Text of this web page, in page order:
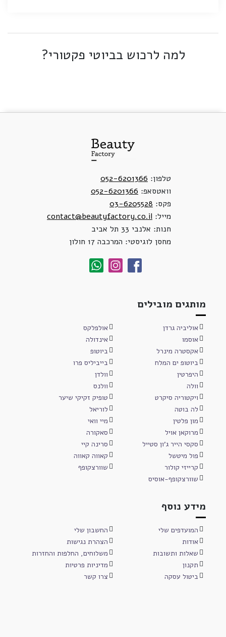
למה לרכוש בביוטי פקטורי?
טלפון: 052-6201366
וואטסאפ: 052-6201366
פקס: 03-6205528
מייל: contact@beautyfactory.co.il
חנות: אלנבי 33 תל אביב
מחסן לוגיסטי: המרכבה 17 חולון
מותגים מובילים
אוליביה גרדן
אולפלקס
אוסמו
אינדולה
אקסטרה מינרל
ביוטופ
ביוטופ ים המלח
בייביליס פרו
היפרטין
וולדן
וולה
וולנס
ויקטוריה סיקרט
טופיק זקיקי שיער
לה בוטה
לוריאל
מון פלטין
מיי וואי
מרוקאן אויל
סאקורה
סקסי הייר ג'ון סטייל
סרינה קיי
פול מיטשל
קאווה קאווה
קרייזי קולור
שוורצקופף
שוורצקופף-אוסיס
מידע נוסף
המועדפים שלי
החשבון שלי
אודות
הצהרת נגישות
שאלות ותשובות
משלוחים, החלפות והחזרות
תקנון
מדיניות פרטיות
ביטול עסקה
צרו קשר